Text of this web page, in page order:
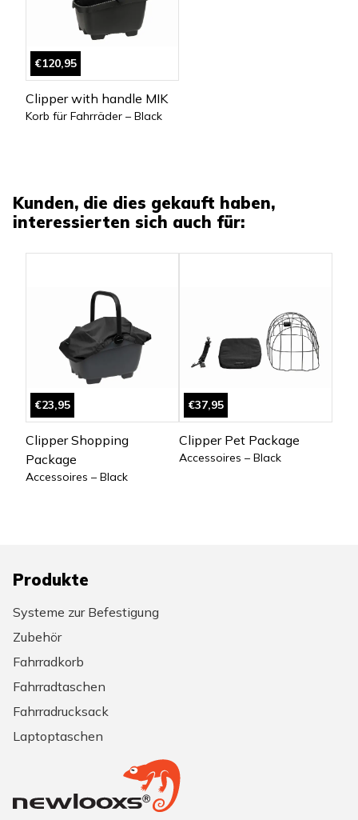
€120,95
Clipper with handle MIK
Korb für Fahrräder – Black
Kunden, die dies gekauft haben,
interessierten sich auch für:
€23,95
Clipper Shopping
Package
Accessoires – Black
€37,95
Clipper Pet Package
Accessoires – Black
Produkte
Systeme zur Befestigung
Zubehör
Fahrradkorb
Fahrradtaschen
Fahrradrucksack
Laptoptaschen